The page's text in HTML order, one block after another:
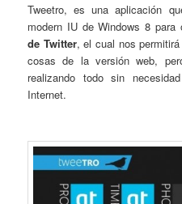
Tweetro, es una aplicación
modern IU de Windows 8
de Twitter, el cual nos
cosas de la versión web,
realizando todo sin
Internet.